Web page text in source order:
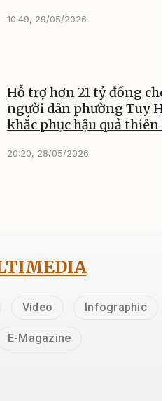
10:49, 29/05/2026
Hỗ trợ hơn 21 tỷ đồng cho
người dân phường Tuy
khắc phục hậu quả thiên
20:20, 28/05/2026
Video Infographic
E-Magazine